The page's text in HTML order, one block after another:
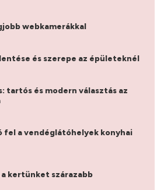
webkamerákkal
és szerepe az épületeknél
tartós és modern választás az
fel a vendéglátóhelyek konyhai
kertünket szárazabb